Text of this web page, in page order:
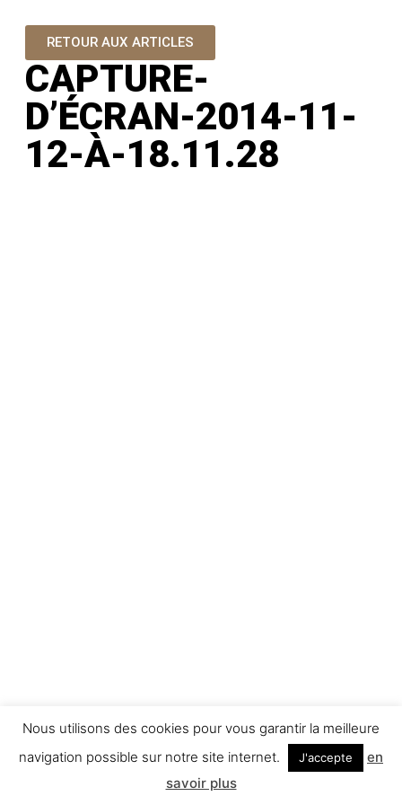
RETOUR AUX ARTICLES
CAPTURE-
D’ÉCRAN-2014-11-
12-À-18.11.28
Nous utilisons des cookies pour vous garantir la meilleure
navigation possible sur notre site internet.
J'accepte
en
savoir plus